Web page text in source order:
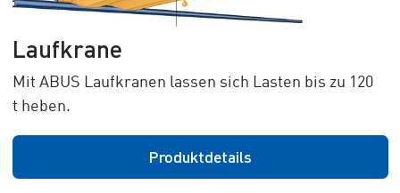
Laufkrane
Mit ABUS Laufkranen lassen sich Lasten bis zu 120
t heben.
Produktdetails